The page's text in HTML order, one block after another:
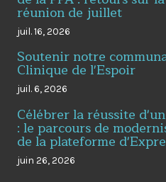
réunion de juillet
juil. 16, 2026
Soutenir notre
Clinique de l'Espoir
juil. 6, 2026
Célébrer la réussite
: le parcours de
de la plateforme
juin 26, 2026